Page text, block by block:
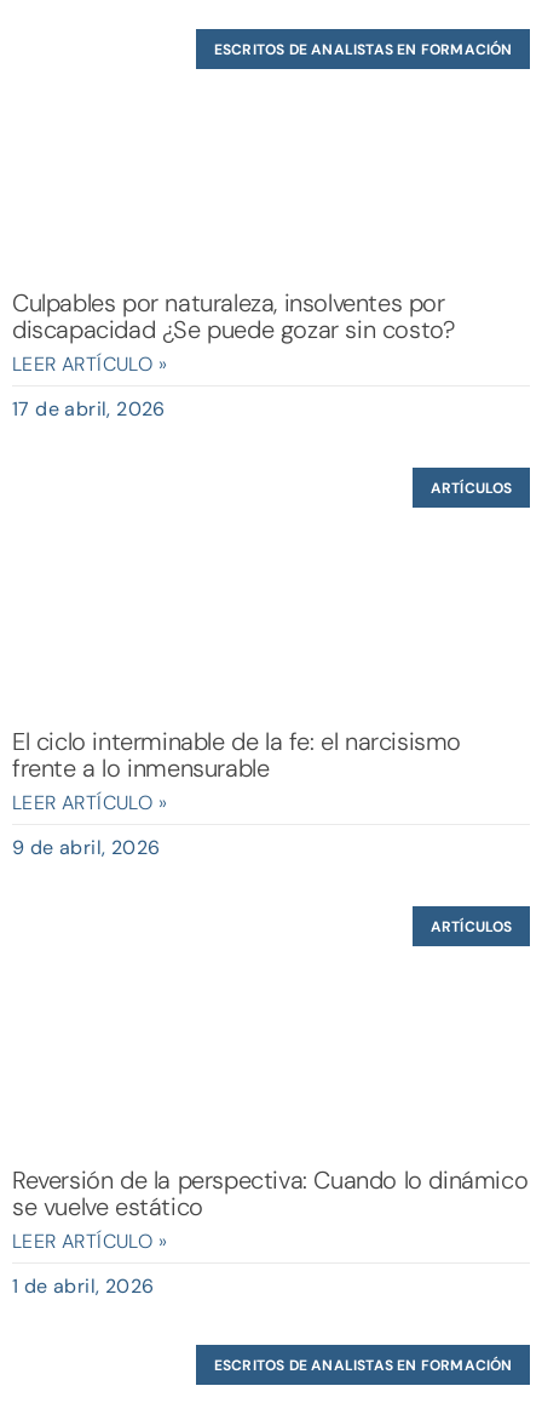
ESCRITOS DE ANALISTAS EN FORMACIÓN
Culpables por naturaleza, insolventes por
discapacidad ¿Se puede gozar sin costo?
LEER ARTÍCULO »
17 de abril, 2026
ARTÍCULOS
El ciclo interminable de la fe: el narcisismo
frente a lo inmensurable
LEER ARTÍCULO »
9 de abril, 2026
ARTÍCULOS
Reversión de la perspectiva: Cuando lo dinámico
se vuelve estático
LEER ARTÍCULO »
1 de abril, 2026
ESCRITOS DE ANALISTAS EN FORMACIÓN